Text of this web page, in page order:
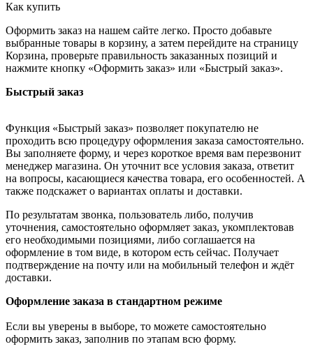
Как купить
Оформить заказ на нашем сайте легко. Просто добавьте
выбранные товары в корзину, а затем перейдите на страницу
Корзина, проверьте правильность заказанных позиций и
нажмите кнопку «Оформить заказ» или «Быстрый заказ».
Быстрый заказ
Функция «Быстрый заказ» позволяет покупателю не
проходить всю процедуру оформления заказа самостоятельно.
Вы заполняете форму, и через короткое время вам перезвонит
менеджер магазина. Он уточнит все условия заказа, ответит
на вопросы, касающиеся качества товара, его особенностей. А
также подскажет о вариантах оплаты и доставки.
По результатам звонка, пользователь либо, получив
уточнения, самостоятельно оформляет заказ, укомплектовав
его необходимыми позициями, либо соглашается на
оформление в том виде, в котором есть сейчас. Получает
подтверждение на почту или на мобильный телефон и ждёт
доставки.
Оформление заказа в стандартном режиме
Если вы уверены в выборе, то можете самостоятельно
оформить заказ, заполнив по этапам всю форму.